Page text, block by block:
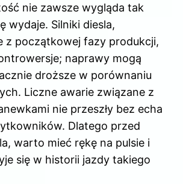
nie zawsze wygląda tak
wydaje. Silniki diesla,
z początkowej fazy produkcji,
naprawy mogą
droższe w porównaniu
Liczne awarie związane z
nie przeszły bez echa
Dlatego przed
warto mieć rękę na pulsie i
się w historii jazdy takiego